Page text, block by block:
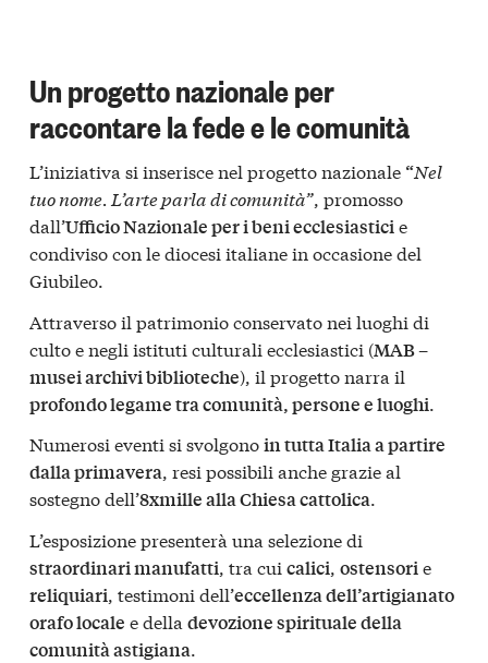
Un progetto nazionale per
raccontare la fede e le comunità
L’iniziativa si inserisce nel progetto nazionale “Nel
tuo nome. L’arte parla di comunità”, promosso
dall’Ufficio Nazionale per i beni ecclesiasticie
condiviso con le diocesi italiane in occasione del
Giubileo.
Attraverso il patrimonio conservato nei luoghi di
culto e negli istituti culturali ecclesiastici (MAB –
musei archivi biblioteche), il progetto narra il
profondo legame tra comunità, persone e luoghi.
Numerosi eventi si svolgonoin tutta Italia a partire
dalla primavera, resi possibili anche grazie al
sostegno dell’8xmille alla Chiesa cattolica.
L’esposizione presenterà una selezione di
straordinari manufatti, tra cui calici, ostensorie
reliquiari, testimoni dell’eccellenza dell’artigianato
orafo locale e della devozione spirituale della
comunità astigiana.